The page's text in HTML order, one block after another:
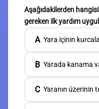
Aşağıdakilerden
gereken ilk yardım
A Yara içinin
B Yarada kanama
C Yaranın üzerinin